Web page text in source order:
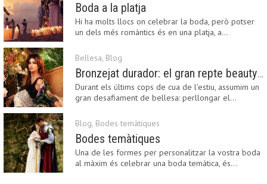
Boda a la platja
Hi ha molts llocs on celebrar la boda, però potser
un dels més romàntics és en una platja, a…
Bellesa, Blog
Bronzejat durador: el gran repte beauty del final de l’estiu
Durant els últims cops de cua de l'estiu, assumim un
gran desafiament de bellesa: perllongar el…
Blog, Bodes temàtiques
Bodes temàtiques
Una de les formes per personalitzar la vostra boda
al màxim és celebrar una boda temàtica, és…